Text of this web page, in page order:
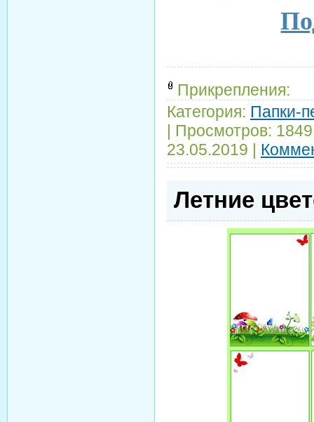
Прикрепления:
Категория: Папки-
Просмотров: 1849
23.05.2019
Летние